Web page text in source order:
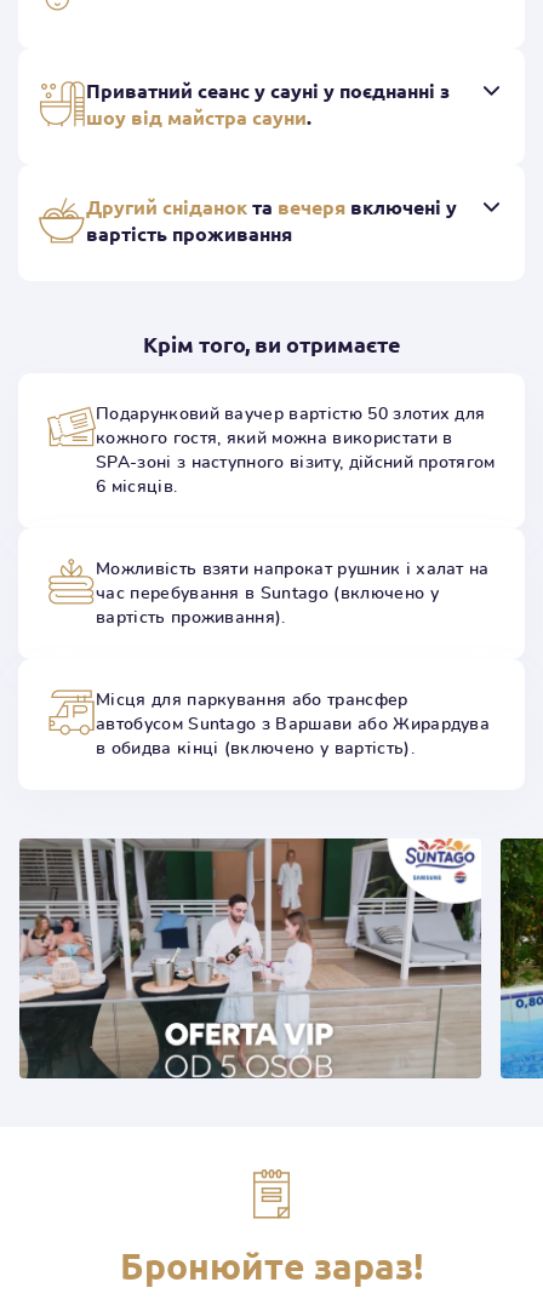
Приватний сеанс у сауні у поєднанні з
шоу від майстра сауни.
Другий сніданок та вечеря включені у
вартість проживання
Крім того, ви отримаєте
Подарунковий ваучер вартістю 50 злотих для
кожного гостя, який можна використати в
SPA-зоні з наступного візиту, дійсний протягом
6 місяців.
Можливість взяти напрокат рушник і халат на
час перебування в Suntago (включено у
вартість проживання).
Місця для паркування або трансфер
автобусом Suntago з Варшави або Жирардува
в обидва кінці (включено у вартість).
Бронюйте зараз!